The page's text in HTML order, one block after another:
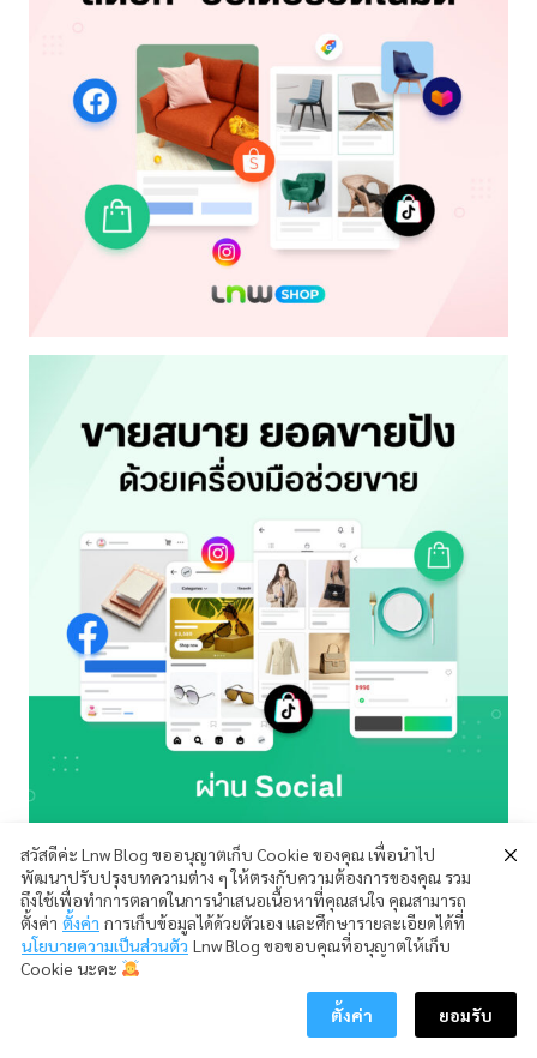
สวัสดีค่ะ Lnw Blog ขออนุญาตเก็บ Cookie ของคุณ เพื่อนำไป
พัฒนาปรับปรุงบทความต่าง ๆ ให้ตรงกับความต้องการของคุณ รวม
ถึงใช้เพื่อทำการตลาดในการนำเสนอเนื้อหาที่คุณสนใจ คุณสามารถ
ตั้งค่า ตั้งค่า การเก็บข้อมูลได้ด้วยตัวเอง และศึกษารายละเอียดได้ที่
นโยบายความเป็นส่วนตัว Lnw Blog ขอขอบคุณที่อนุญาตให้เก็บ
Cookie นะคะ
ตั้งค่า ยอมรับ